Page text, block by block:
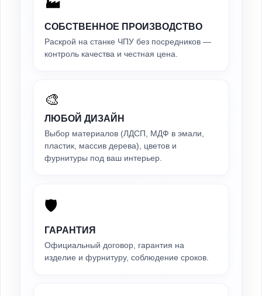
СОБСТВЕННОЕ ПРОИЗВОДСТВО
Раскрой на станке ЧПУ без посредников —
контроль качества и честная цена.
🎨
ЛЮБОЙ ДИЗАЙН
Выбор материалов (ЛДСП, МДФ в эмали,
пластик, массив дерева), цветов и
фурнитуры под ваш интерьер.
🛡️
ГАРАНТИЯ
Официальный договор, гарантия на
изделие и фурнитуру, соблюдение сроков.